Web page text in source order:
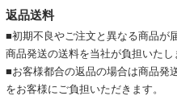
返品送料
■初期不良やご注文と異なる商品が
商品発送の送料を当社が負担いたし
■お客様都合の返品の場合は商品発
をお客様にご負担いただきます。